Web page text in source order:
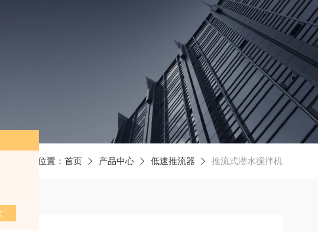
当前位置： 首页 产品中心 低速推流器 推流式潜水搅拌机